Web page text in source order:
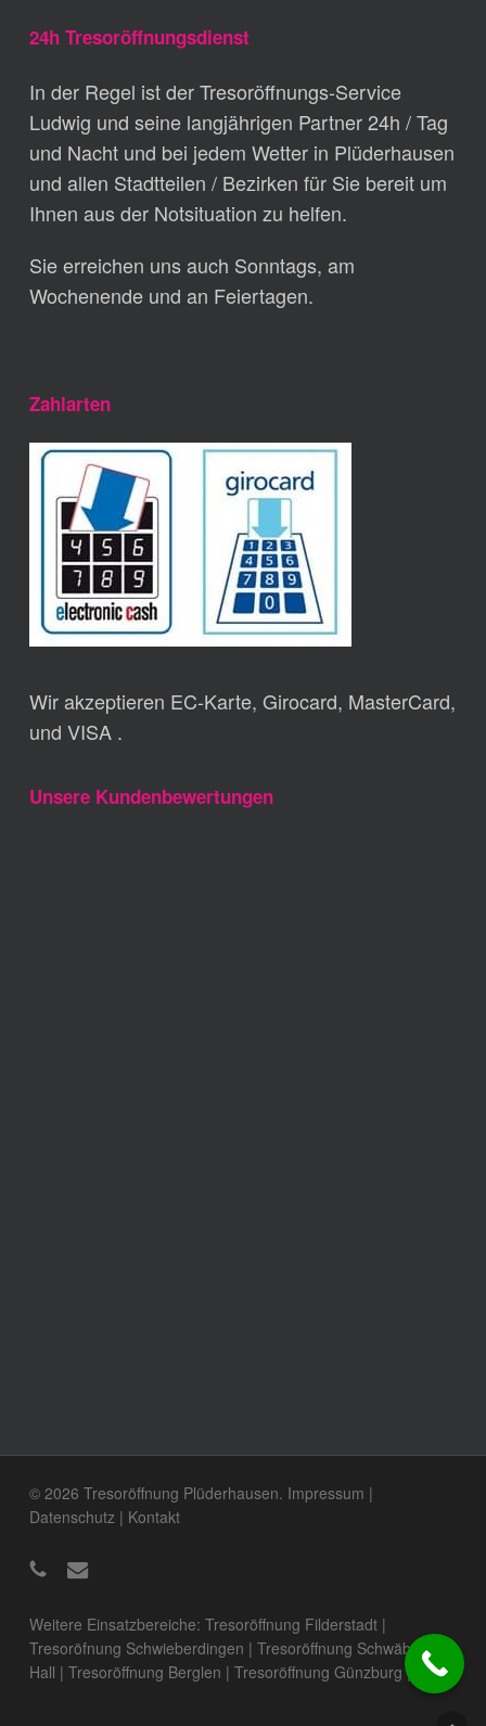
24h Tresoröffnungsdienst
In der Regel ist der Tresoröffnungs-Service
Ludwig und seine langjährigen Partner 24h / Tag
und Nacht und bei jedem Wetter in Plüderhausen
und allen Stadtteilen / Bezirken für Sie bereit um
Ihnen aus der Notsituation zu helfen.
Sie erreichen uns auch Sonntags, am
Wochenende und an Feiertagen.
Zahlarten
Wir akzeptieren EC-Karte, Girocard, MasterCard,
und VISA .
Unsere Kundenbewertungen
© 2026 Tresoröffnung Plüderhausen. Impressum |
Datenschutz| Kontakt
Weitere Einsatzbereiche: Tresoröffnung Filderstadt|
Tresoröfnung Schwieberdingen | Tresoröffnung Schwäbisch
Hall | Tresoröffnung Berglen | Tresoröffnung Günzburg|